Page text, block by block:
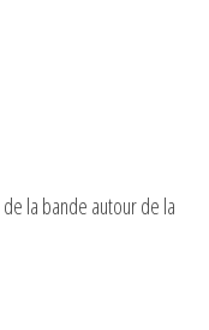
la bande autour de la